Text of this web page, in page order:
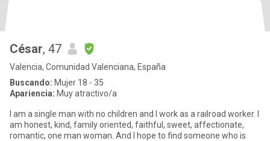
César, 47
Valencia, Comunidad Valenciana, España
Buscando: Mujer 18 - 35
Apariencia: Muy atractivo/a
I am a single man with no children and I work as a railroad worker. I
am honest, kind, family oriented, faithful, sweet, affectionate,
romantic, one man woman. And I hope to find someone who is